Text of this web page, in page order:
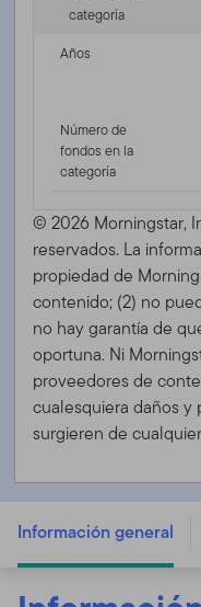
categoría
Años
Número de
fondos en la
categoría
© 2026 Morningstar,
reservados. La
propiedad de
contenido; (2) no
no hay garantía de
oportuna. Ni
proveedores de
cualesquiera daños y
surgieren de
Fund - F USD ACC -
Información general